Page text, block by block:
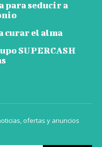
para seducir a
curar el alma
SUPERCASH
ofertas y anuncios